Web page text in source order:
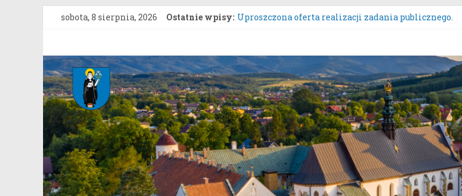
Przejdź
sobota, 8 sierpnia, 2026 Ostatnie wpisy: Uproszczona oferta realizacji zadania publicznego.
Konkurs Wieńców Dożynkowych Województwa
Zgłaszanie uwag do oferty realizacji zadania
Konsultacje społeczne dotyczące zmiany
Gmina
Stary
Sącz
Portal
samorządowy
Gminy
Stary